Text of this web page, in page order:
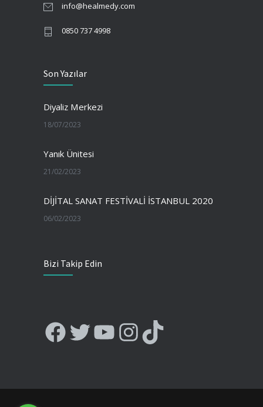
info@healmedy.com
0850 737 4998
Son Yazılar
Diyaliz Merkezi
18/07/2023
Yanık Ünitesi
21/02/2023
DİJİTAL SANAT FESTİVALİ İSTANBUL 2020
06/02/2023
Bizi Takip Edin
Facebook
Twitter
YouTube
Instagram
TikTok